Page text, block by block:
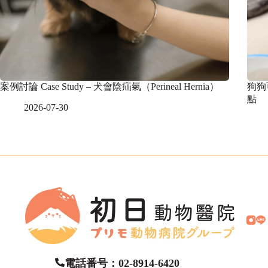
案例討論 Case Study – 犬會陰疝氣（Perineal Hernia）
2026-07-30
狗
點
電話番号：02-8914-6420